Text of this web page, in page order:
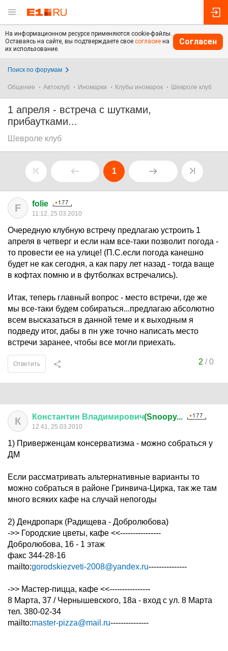
На информационном ресурсе применяются cookie-файлы.
Оставаясь на сайте, вы подтверждаете свое согласие на
их использование.
Согласен
Поиск по форумам
Общение Автоклуб Иномарки Клубы иномарок Шевроле клуб
1 апреля - встреча с шутками,
прибаутками...
Шевроле клуб
1
F folie
11:12, 25.03.2010
Очередную клубную встречу предлагаю устроить 1
апреля в четверг и если нам все-таки позволит погода -
то провести ее на улице! (П.С.если погода канешно
будет не как сегодня, а как пару лет назад - тогда ваще
в кофтах помню и в футболках встречались).
Итак, теперь главный вопрос - место встречи, где же
мы все-таки будем собираться...предлагаю абсолютно
всем высказаться в данной теме и к выходным я
подведу итог, дабы в пн уже точно написать место
встречи заранее, чтобы все могли приехать.
2 /0
Ответить
К Константин Владимирович(Snoopy...
12:41, 25.03.2010
1) Приверженцам консерватизма - можно собраться у
ДМ
Если рассматривать альтернативные варианты то
можно собраться в районе Гринвича-Цирка, так же там
много всяких кафе на случай непогоды
2) Дендропарк (Радищева - Добролюбова)
->> Городские цветы, кафе <<----------------
Добролюбова, 16 - 1 этаж
факс 344-28-16
mailto:gorodskiezveti-2008@yandex.ru---------------
->> Мастер-пицца, кафе <<----------------
8 Марта, 37 / Чернышевского, 18а - вход с ул. 8 Марта
тел. 380-02-34
mailto:master-pizza@mail.ru---------------